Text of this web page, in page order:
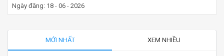
Ngày đăng: 18 - 06 - 2026
MỚI NHẤT XEM NHIỀU